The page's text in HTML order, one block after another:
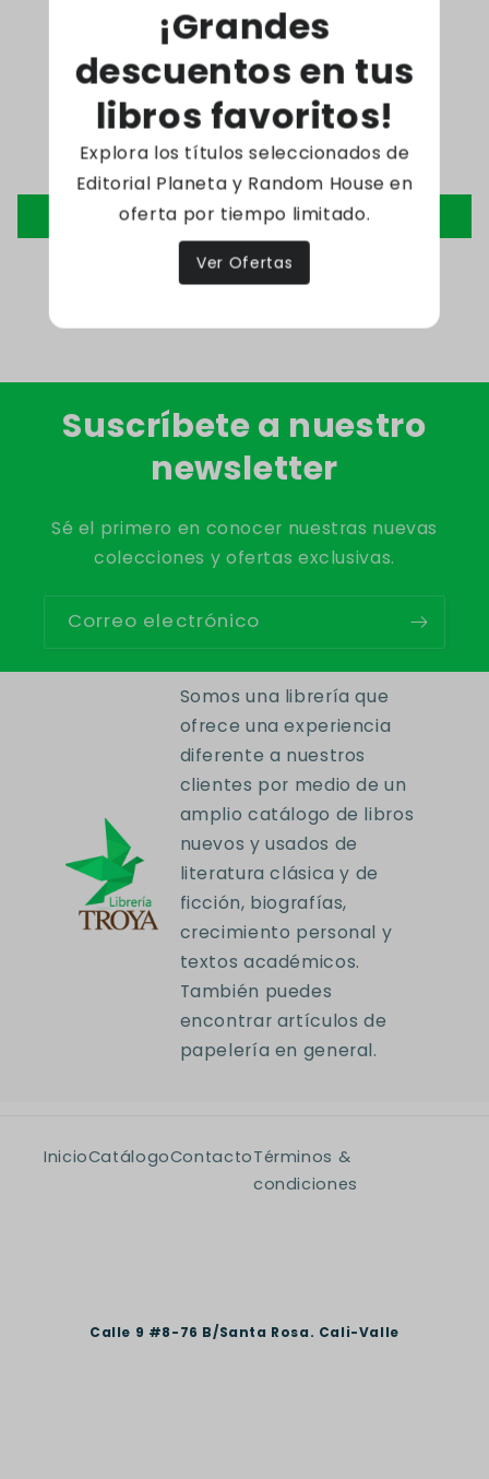
Reseñas de Clientes
Sé el primero en escribir una reseña
Escribir una reseña
Suscríbete a nuestro
newsletter
Sé el primero en conocer nuestras nuevas
colecciones y ofertas exclusivas.
Correo electrónico
Somos una librería que
ofrece una experiencia
diferente a nuestros
clientes por medio de un
amplio catálogo de libros
nuevos y usados de
literatura clásica y de
ficción, biografías,
crecimiento personal y
textos académicos.
También puedes
encontrar artículos de
papelería en general.
InicioCatálogoContactoTérminos &
condiciones
Calle 9 #8-76 B/Santa Rosa. Cali-Valle
¡Grandes
descuentos en tus
libros favoritos!
Explora los títulos seleccionados de
Editorial Planeta y Random House en
oferta por tiempo limitado.
Ver Ofertas